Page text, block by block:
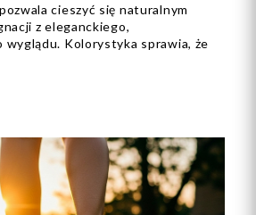
cieszyć się naturalnym
z eleganckiego,
wyglądu. Kolorystyka sprawia, że